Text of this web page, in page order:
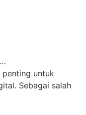
untuk
Sebagai salah